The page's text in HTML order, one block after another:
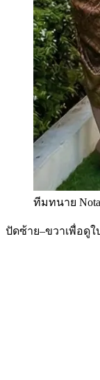
ทีมทนาย
ปัดซ้าย–ขวาเพื่อดูใ